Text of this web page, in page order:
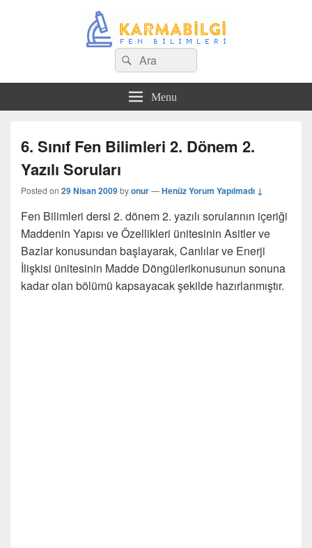
Search
for:
Ara
Menu
6. Sınıf Fen Bilimleri 2. Dönem 2.
Yazılı Soruları
Posted on 29 Nisan 2009byonur—Henüz Yorum Yapılmadı ↓
Fen Bilimleri dersi 2. dönem 2. yazılı sorularının içeriği
Maddenin Yapısı ve Özellikleri ünitesinin Asitler ve
Bazlar konusundan başlayarak, Canlılar ve Enerji
İlişkisi ünitesinin Madde Döngülerikonusunun sonuna
kadar olan bölümü kapsayacak şekilde hazırlanmıştır.